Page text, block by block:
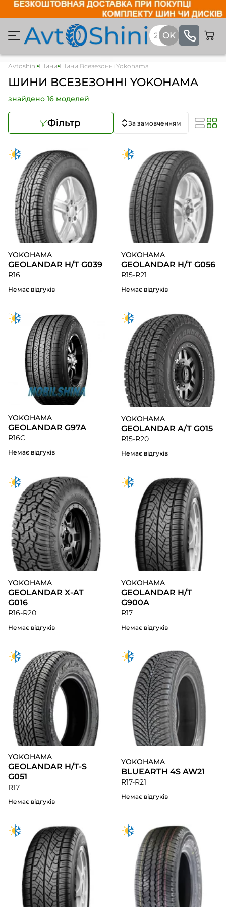
Avtoshini Шини Шини Всезезонні Yokohama
ШИНИ ВСЕЗЕЗОННІ YOKOHAMA
знайдено 16 моделей
Фільтр За замовченням
YOKOHAMA
GEOLANDAR H/T G039
R16
Немає відгуків
YOKOHAMA
GEOLANDAR H/T G056
R15-R21
Немає відгуків
YOKOHAMA
GEOLANDAR G97A
R16C
Немає відгуків
YOKOHAMA
GEOLANDAR A/T G015
R15-R20
Немає відгуків
YOKOHAMA
GEOLANDAR X-AT
G016
R16-R20
Немає відгуків
YOKOHAMA
GEOLANDAR H/T
G900A
R17
Немає відгуків
YOKOHAMA
GEOLANDAR H/T-S
G051
R17
Немає відгуків
YOKOHAMA
BLUEARTH 4S AW21
R17-R21
Немає відгуків